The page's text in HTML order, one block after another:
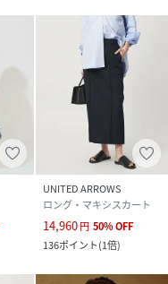
UNITED ARROWS
ロング・マキシスカート
14,960円 50%OFF
136ポイント(1倍)